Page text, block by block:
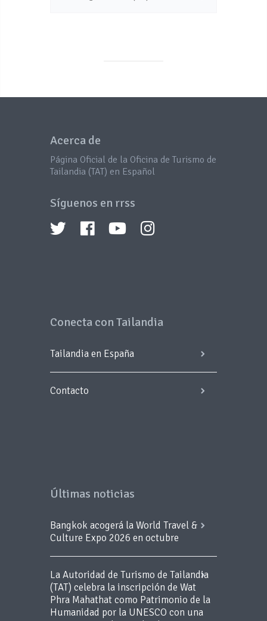
Acerca de
Página Oficial de la Oficina de Turismo de
Tailandia (TAT) en Español
Síguenos en rrss
Conecta con Tailandia
Tailandia en España
Contacto
Últimas noticias
Bangkok acogerá la World Travel &
Culture Expo 2026 en octubre
La Autoridad de Turismo de Tailandia
(TAT) celebra la inscripción de Wat
Phra Mahathat como Patrimonio de la
Humanidad por la UNESCO con una